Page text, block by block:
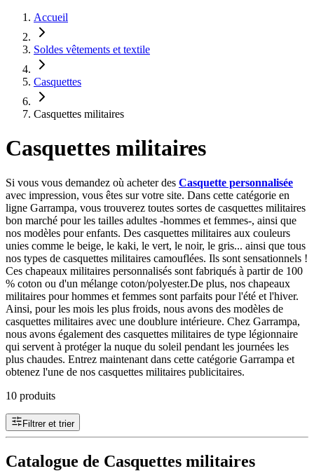
Accueil
Soldes vêtements et textile
Casquettes
Casquettes militaires
Casquettes militaires
Si vous vous demandez où acheter des Casquette personnalisée
avec impression, vous êtes sur votre site. Dans cette catégorie en
ligne Garrampa, vous trouverez toutes sortes de casquettes militaires
bon marché pour les tailles adultes -hommes et femmes-, ainsi que
nos modèles pour enfants. Des casquettes militaires aux couleurs
unies comme le beige, le kaki, le vert, le noir, le gris... ainsi que tous
nos types de casquettes militaires camouflées. Ils sont sensationnels !
Ces chapeaux militaires personnalisés sont fabriqués à partir de 100
% coton ou d'un mélange coton/polyester.De plus, nos chapeaux
militaires pour hommes et femmes sont parfaits pour l'été et l'hiver.
Ainsi, pour les mois les plus froids, nous avons des modèles de
casquettes militaires avec une doublure intérieure. Chez Garrampa,
nous avons également des casquettes militaires de type légionnaire
qui servent à protéger la nuque du soleil pendant les journées les
plus chaudes. Entrez maintenant dans cette catégorie Garrampa et
obtenez l'une de nos casquettes militaires publicitaires.
10 produits
Filtrer et trier
Catalogue de Casquettes militaires